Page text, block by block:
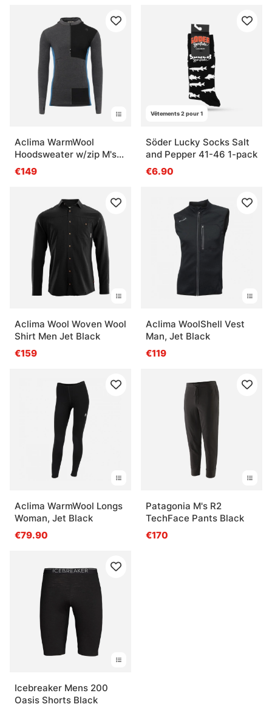
Aclima WarmWool
Hoodsweater w/zip M's
Marengo/Jet
Black/Corsair
€149
Vêtements 2 pour 1
Söder Lucky Socks Salt
and Pepper 41-46 1-pack
€6.90
Aclima Wool Woven Wool
Shirt Men Jet Black
€159
Aclima WoolShell Vest
Man, Jet Black
€119
Aclima WarmWool Longs
Woman, Jet Black
€79.90
Patagonia M's R2
TechFace Pants Black
€170
Icebreaker Mens 200
Oasis Shorts Black